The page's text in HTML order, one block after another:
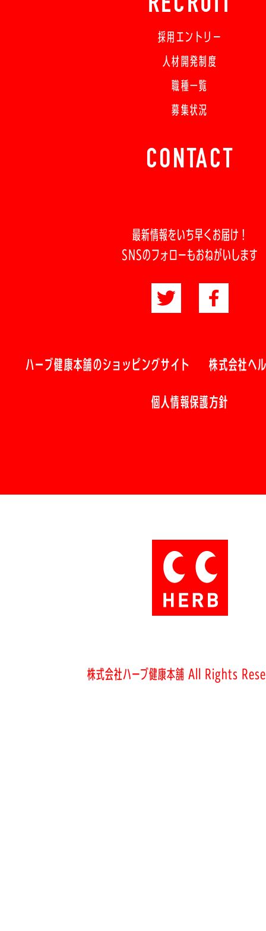
採用エントリー
人材開発制度
職種一覧
募集状況
CONTACT
最新情報をいち早くお届け！
SNSのフォローもおねがいします
ハーブ健康本舗のショッピングサイト 株式会社ヘ
個人情報保護方針
株式会社ハーブ健康本舗 All Rights